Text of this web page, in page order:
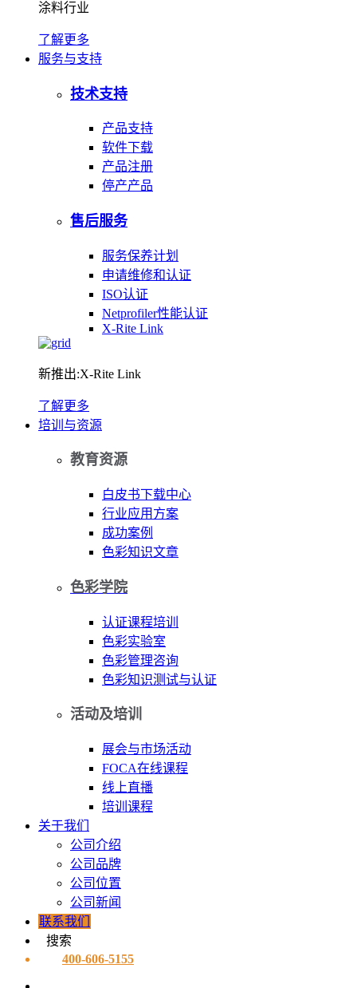
涂料行业
了解更多
服务与支持
技术支持
产品支持
软件下载
产品注册
停产产品
售后服务
服务保养计划
申请维修和认证
ISO认证
Netprofiler性能认证
X-Rite Link
新推出:X-Rite Link
了解更多
培训与资源
教育资源
白皮书下载中心
行业应用方案
成功案例
色彩知识文章
色彩学院
认证课程培训
色彩实验室
色彩管理咨询
色彩知识测试与认证
活动及培训
展会与市场活动
FOCA在线课程
线上直播
培训课程
关于我们
公司介绍
公司品牌
公司位置
公司新闻
联系我们
搜索
400-606-5155